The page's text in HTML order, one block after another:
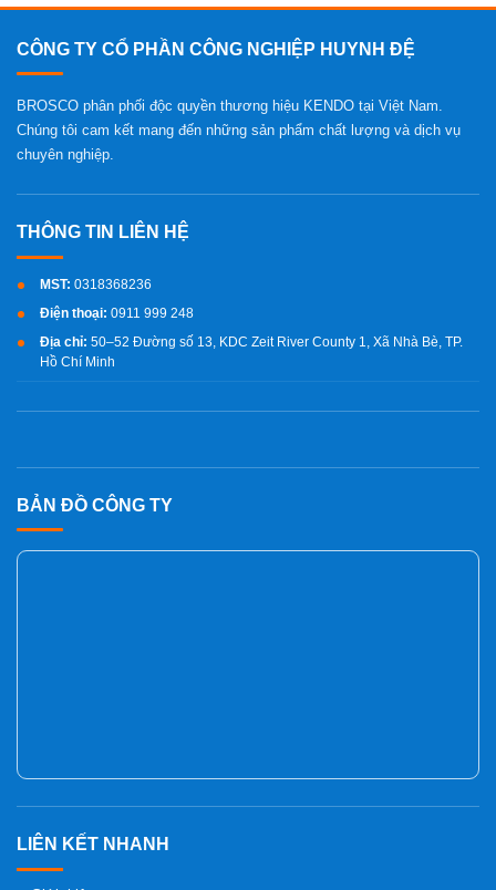
BẢN ĐỒ CÔNG TY
CÔNG TY CỔ PHẦN CÔNG NGHIỆP HUYNH ĐỆ
BROSCO phân phối độc quyền thương hiệu KENDO tại Việt Nam.
Chúng tôi cam kết mang đến những sản phẩm chất lượng và dịch vụ
chuyên nghiệp.
MST: 0318368236
Điện thoại: 0911 999 248
Địa chỉ: 50–52 Đường số 13, KDC Zeit River County 1, Xã Nhà Bè, TP.
Hồ Chí Minh